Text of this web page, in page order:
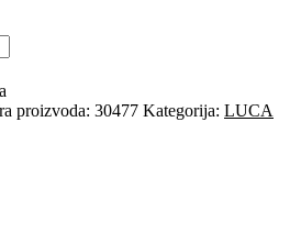
proizvoda: 30477 Kategorija: LUCA